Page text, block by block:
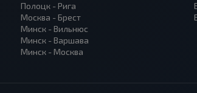
Полоцк - Рига
Москва - Брест
Минск - Вильнюс
Минск - Варшава
Минск - Москва